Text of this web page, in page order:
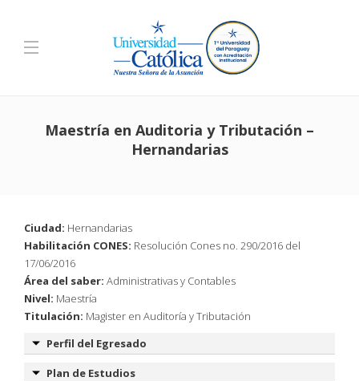
Maestría en Auditoria y Tributación –
Hernandarias
Ciudad: Hernandarias
Habilitación CONES: Resolución Cones no. 290/2016 del
17/06/2016
Área del saber: Administrativas y Contables
Nivel: Maestría
Titulación: Magister en Auditoría y Tributación
Perfil del Egresado
Plan de Estudios